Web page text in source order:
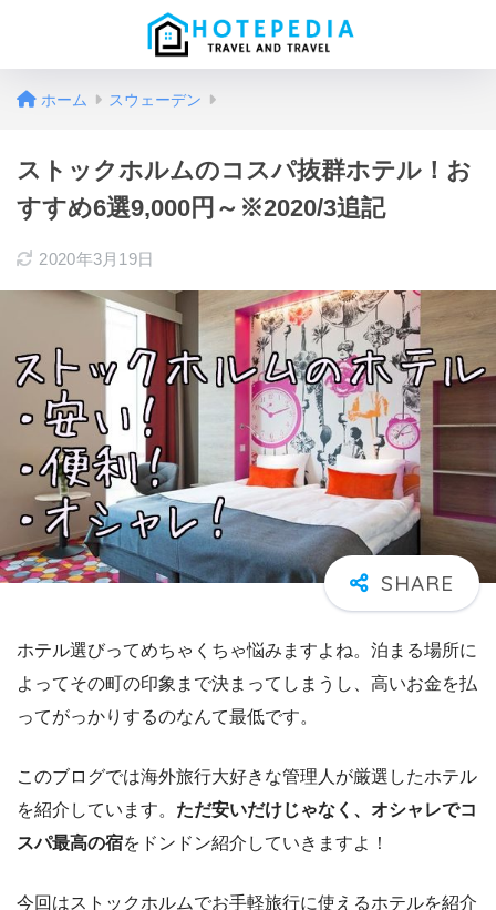
ホーム スウェーデン
ストックホルムのコスパ抜群ホテル！お
すすめ6選9,000円～※2020/3追記
2020年3月19日
ホテル選びってめちゃくちゃ悩みますよね。泊まる場所に
よってその町の印象まで決まってしまうし、高いお金を払
ってがっかりするのなんて最低です。
このブログでは海外旅行大好きな管理人が厳選したホテル
を紹介しています。 ただ安いだけじゃなく、オシャレでコ
スパ最高の宿をドンドン紹介していきますよ！
今回はストックホルムでお手軽旅行に使えるホテルを紹介